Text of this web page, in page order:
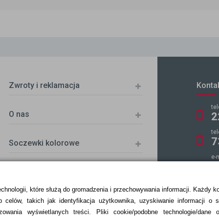
które służą do gromadzenia i przechowywania informacji. Każdy
takich jak identyfikacja użytkownika, uzyskiwanie informacji o
wyświetlanych treści.
Pliki cookie/podobne technologie/dane
Zwroty i reklamacja
O nas
Soczewki kolorowe
e-